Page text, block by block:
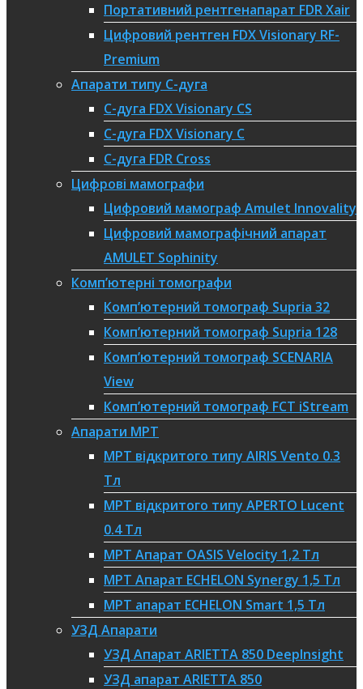
Портативний рентгенапарат FDR Xair
Цифровий рентген FDX Visionary RF-
Premium
Апарати типу C-дуга
С-дуга FDX Visionary CS
С-дуга FDX Visionary C
С-дуга FDR Cross
Цифрові мамографи
Цифровий мамограф Amulet Innovality
Цифровий мамографічний апарат
AMULET Sophinity
Комп’ютерні томографи
Комп’ютерний томограф Supria 32
Комп’ютерний томограф Supria 128
Комп’ютерний томограф SCENARIA
View
Комп’ютерний томограф FCT iStream
Апарати МРТ
МРТ відкритого типу AIRIS Vento 0.3
Тл
МРТ відкритого типу APERTO Lucent
0.4 Тл
МРТ Апарат OASIS Velocity 1,2 Тл
МРТ Апарат ECHELON Synergy 1,5 Тл
МРТ апарат ECHELON Smart 1,5 Тл
УЗД Апарати
УЗД Апарат ARIETTA 850 DeepInsight
УЗД апарат ARIETTA 850